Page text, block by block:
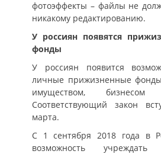
фотоэффекты – файлы не
никакому редактированию.
У россиян появятся
фонды
У россиян появится
личные прижизненные
имуществом,
Соответствующий закон
марта.
С 1 сентября 2018 года в
возможность учреждать